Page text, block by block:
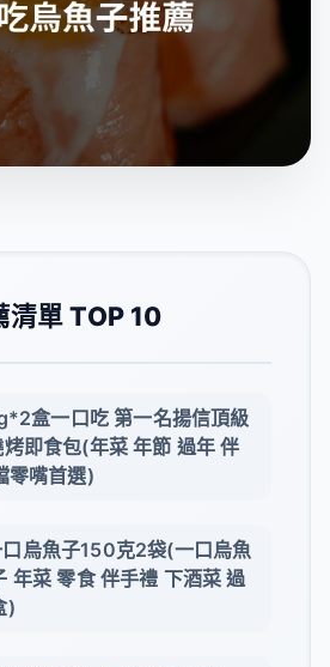
清單 TOP 10
盒一口吃 第一名揚信頂級
即食包(年菜 年節 過年 伴
零嘴首選)
烏魚子150克2袋(一口烏魚
年菜 零食 伴手禮 下酒菜 過
)